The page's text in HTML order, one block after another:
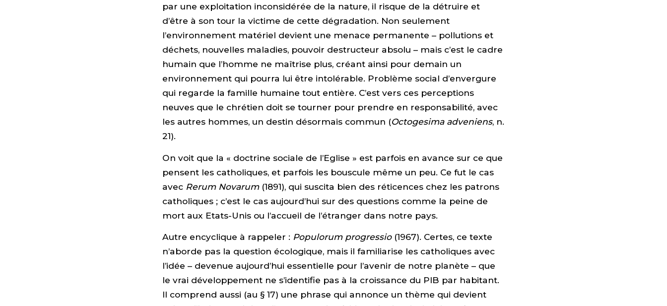
par une exploitation inconsidérée de la nature, il risque de la détruire et
d’être à son tour la victime de cette dégradation. Non seulement
l’environnement matériel devient une menace permanente – pollutions et
déchets, nouvelles maladies, pouvoir destructeur absolu – mais c’est le cadre
humain que l’homme ne maîtrise plus, créant ainsi pour demain un
environnement qui pourra lui être intolérable. Problème social d’envergure
qui regarde la famille humaine tout entière. C’est vers ces perceptions
neuves que le chrétien doit se tourner pour prendre en responsabilité, avec
les autres hommes, un destin désormais commun (Octogesima adveniens, n.
21).
On voit que la « doctrine sociale de l’Eglise » est parfois en avance sur ce que
pensent les catholiques, et parfois les bouscule même un peu. Ce fut le cas
avec Rerum Novarum(1891), qui suscita bien des réticences chez les patrons
catholiques ; c’est le cas aujourd’hui sur des questions comme la peine de
mort aux Etats-Unis ou l’accueil de l’étranger dans notre pays.
Autre encyclique à rappeler : Populorum progressio(1967). Certes, ce texte
n’aborde pas la question écologique, mais il familiarise les catholiques avec
l’idée – devenue aujourd’hui essentielle pour l’avenir de notre planète – que
le vrai développement ne s’identifie pas à la croissance du PIB par habitant.
Il comprend aussi (au § 17) une phrase qui annonce un thème qui devient